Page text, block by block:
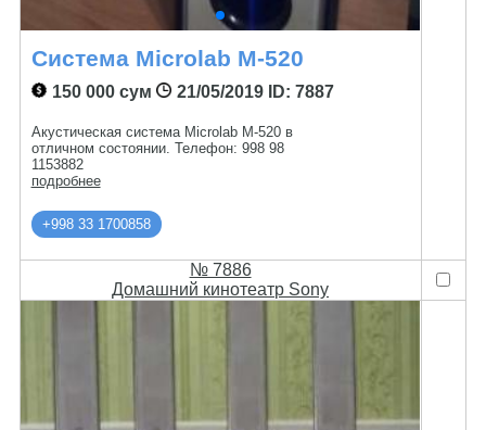
Система Microlab M-520
150 000 сум 21/05/2019ID: 7887
Акустическая система Microlab M-520 в
отличном состоянии. Телефон: 998 98
1153882
подробнее
+998 33 1700858
№ 7886
Домашний кинотеатр Sony